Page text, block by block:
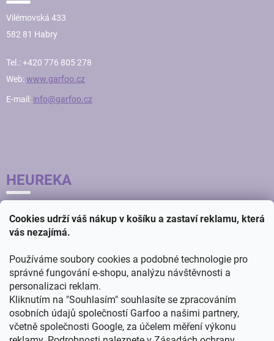
Cookies udrží váš nákup v košíku a zastaví reklamu, která
vás nezajímá.
Používáme soubory cookies a podobné technologie pro
správné fungování e-shopu, analýzu návštěvnosti a
personalizaci reklam.
Kliknutím na "Souhlasím" souhlasíte se zpracováním
osobních údajů společností Garfoo a našimi partnery,
včetně společnosti Google, za účelem měření výkonu
Vilémovská 433
582 81 Habry
Tel.: +420 776 805 278
Web:www.garfoo.cz
E-mail: info@garfoo.cz
HEUREKA